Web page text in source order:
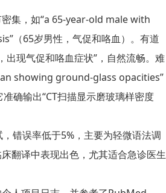
集，如“a 65-year-old male with
（65岁男性，气促和咯血）。有道
出现气促和咯血症状”，自然流畅。难
showing ground-glass opacities”
准确输出“CT扫描显示磨玻璃样密度
错误率低于5%，主要为轻微语法调
翻译中表现出色，尤其适合急诊医生